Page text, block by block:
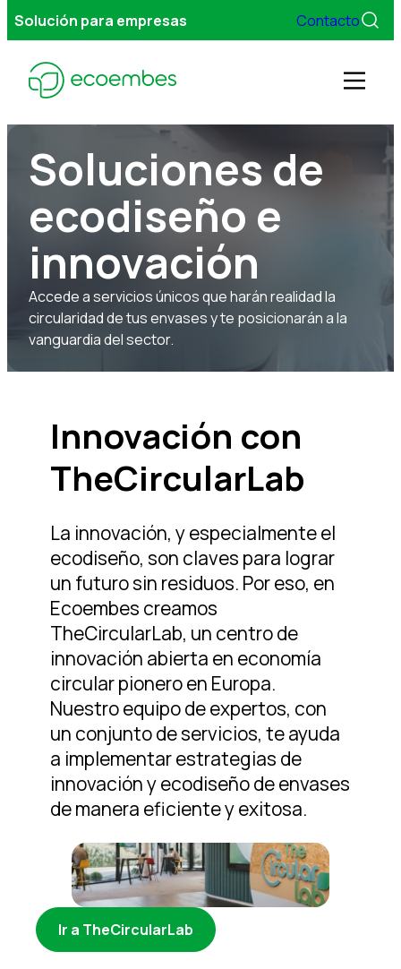
Solución para empresas Contacto
Gestionamos tus envases
Servicios
Sobre Ecoembes
FAQs
ES EN
Soluciones de
ecodiseño e
innovación
Accede a servicios únicos que harán realidad la
circularidad de tus envases y te posicionarán a la
vanguardia del sector.
Innovación con
TheCircularLab
La innovación, y especialmente el
ecodiseño, son claves para lograr
un futuro sin residuos. Por eso, en
Ecoembes creamos
TheCircularLab, un centro de
innovación abierta en economía
circular pionero en Europa.
Nuestro equipo de expertos, con
un conjunto de servicios, te ayuda
a implementar estrategias de
innovación y ecodiseño de envases
de manera eficiente y exitosa.
Ir a TheCircularLab